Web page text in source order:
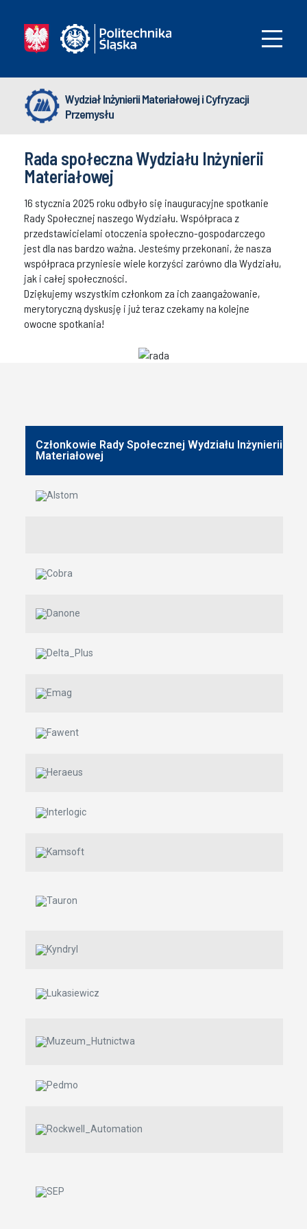
Wydział Inżynierii Materiałowej i Cyfryzacji
Przemysłu
Rada społeczna Wydziału Inżynierii
Materiałowej
16 stycznia 2025 roku odbyło się inauguracyjne spotkanie
Rady Społecznej naszego Wydziału. Współpraca z
przedstawicielami otoczenia społeczno-gospodarczego
jest dla nas bardzo ważna. Jesteśmy przekonani, że nasza
współpraca przyniesie wiele korzyści zarówno dla Wydziału,
jak i całej społeczności.
Dziękujemy wszystkim członkom za ich zaangażowanie,
merytoryczną dyskusję i już teraz czekamy na kolejne
owocne spotkania!
Członkowie Rady Społecznej Wydziału Inżynierii
Materiałowej